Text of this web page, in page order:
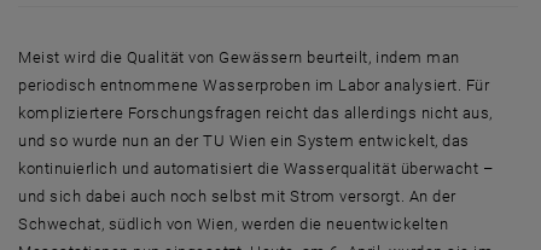
Meist wird die Qualität von Gewässern beurteilt, indem man
periodisch entnommene Wasserproben im Labor analysiert. Für
kompliziertere Forschungsfragen reicht das allerdings nicht aus,
und so wurde nun an der TU Wien ein System entwickelt, das
kontinuierlich und automatisiert die Wasserqualität überwacht –
und sich dabei auch noch selbst mit Strom versorgt. An der
Schwechat, südlich von Wien, werden die neuentwickelten